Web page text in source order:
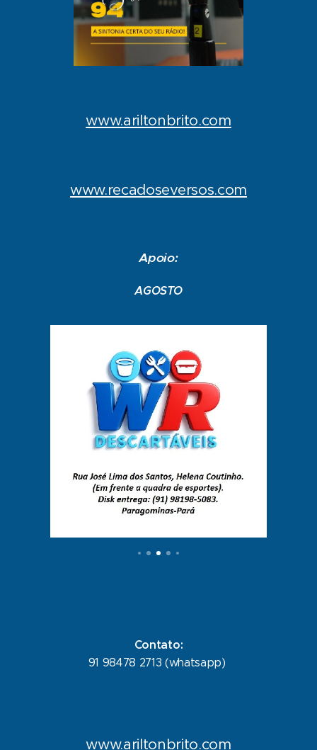
www.ariltonbrito.com
www.recadoseversos.com
Apoio:
AGOSTO
Contato:
91 98478 2713 (whatsapp)
www.ariltonbrito.com